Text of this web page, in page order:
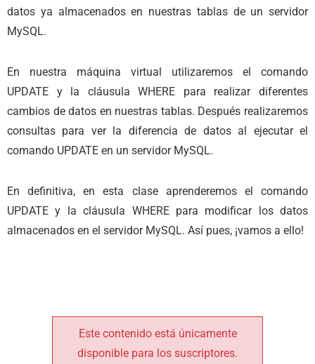
datos ya almacenados en nuestras tablas de un servidor
MySQL.
En nuestra máquina virtual utilizaremos el comando
UPDATE y la cláusula WHERE para realizar diferentes
cambios de datos en nuestras tablas. Después realizaremos
consultas para ver la diferencia de datos al ejecutar el
comando UPDATE en un servidor MySQL.
En definitiva, en esta clase aprenderemos el comando
UPDATE y la cláusula WHERE para modificar los datos
almacenados en el servidor MySQL. Así pues, ¡vamos a ello!
Este contenido está únicamente
disponible para los suscriptores.